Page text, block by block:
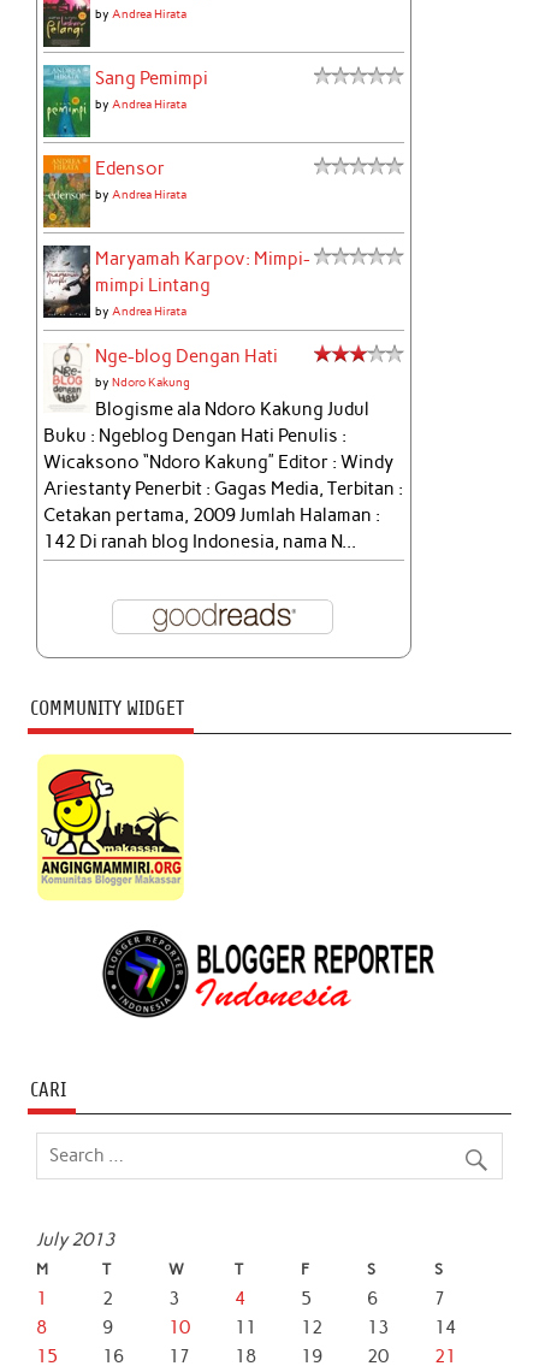
byAndrea Hirata
Sang Pemimpi
byAndrea Hirata
Edensor
byAndrea Hirata
Maryamah Karpov: Mimpi-
mimpi Lintang
byAndrea Hirata
Nge-blog Dengan Hati
byNdoro Kakung
Blogisme ala Ndoro Kakung Judul
Buku : Ngeblog Dengan Hati Penulis :
Wicaksono “Ndoro Kakung” Editor : Windy
Ariestanty Penerbit : Gagas Media, Terbitan :
Cetakan pertama, 2009 Jumlah Halaman :
142 Di ranah blog Indonesia, nama N...
COMMUNITY WIDGET
CARI
July 2013
M T W T F S S
1 2 3 4 5 6
7
8
9 10 11 12 13
14
15
16 17 18 19 20
21